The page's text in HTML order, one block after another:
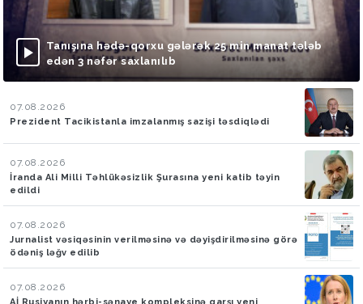
Tanışına hədə-qorxu gələrək 25 min manat tələb
edən 3 nəfər saxlanılıb
07.08.2026
Prezident Tacikistanla imzalanmış sazişi təsdiqlədi
07.08.2026
İranda Ali Milli Təhlükəsizlik Şurasına yeni katib təyin
edildi
07.08.2026
Jurnalist vəsiqəsinin verilməsinə və dəyişdirilməsinə görə
ödəniş ləğv edilib
07.08.2026